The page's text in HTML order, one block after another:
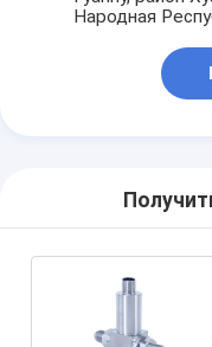
Народная